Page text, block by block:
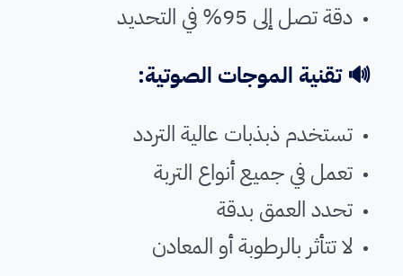
دقة تصل إلى 95% في التحديد
🔊 تقنية الموجات الصوتية:
تستخدم ذبذبات عالية التردد
تعمل في جميع أنواع التربة
تحدد العمق بدقة
لا تتأثر بالرطوبة أو المعادن